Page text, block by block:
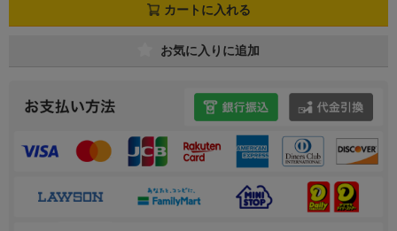
カートに入れる
お気に入りに追加